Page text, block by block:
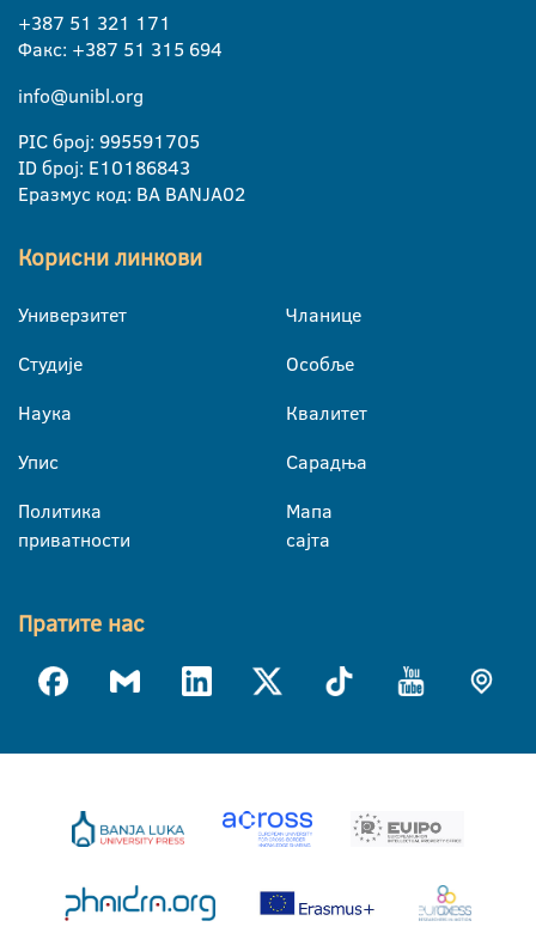
+387 51 321 171
Факс: +387 51 315 694
info@unibl.org
PIC број: 995591705
ID број: E10186843
Еразмус код: BA BANJA02
Корисни линкови
Универзитет
Студије
Наука
Упис
Политика
приватности
Чланице
Особље
Квалитет
Сарадња
Мапа
сајта
Пратите нас